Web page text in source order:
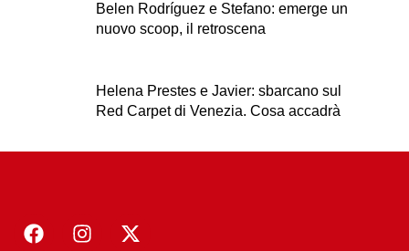
Belen Rodríguez e Stefano: emerge un
nuovo scoop, il retroscena
Helena Prestes e Javier: sbarcano sul
Red Carpet di Venezia. Cosa accadrà